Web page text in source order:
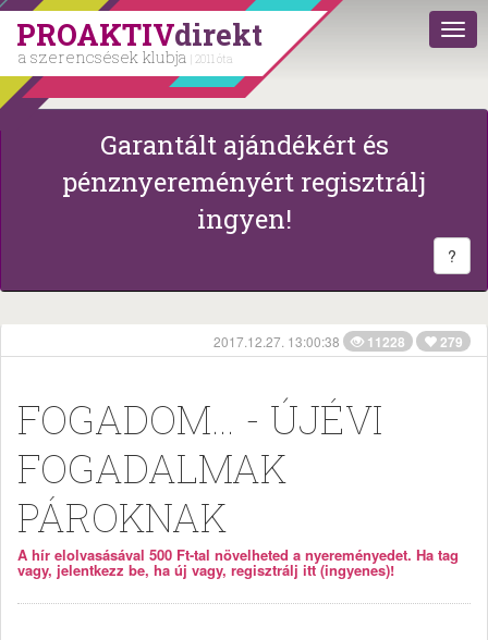
PROAKTIVdirekt
a szerencsések klubja | 2011 óta
Garantált ajándékért és
pénznyereményért regisztrálj
ingyen!
?
2017.12.27. 13:00:38 11228 279
FOGADOM… - ÚJÉVI
FOGADALMAK
PÁROKNAK
A hír elolvasásával 500 Ft-tal növelheted a nyereményedet. Ha tag
vagy, jelentkezz be, ha új vagy, regisztrálj itt (ingyenes)!